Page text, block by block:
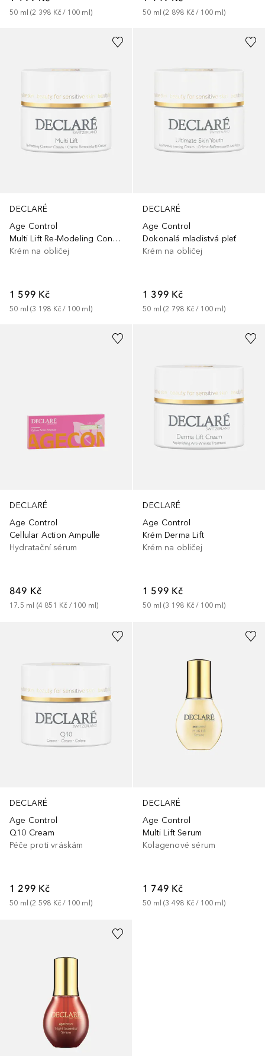
50 ml (2 398 Kč / 100 ml ) 50 ml (2 898 Kč / 100 ml )
DECLARÉ
Age Control
Multi Lift Re-Modeling Contour Cream
Krém na obličej
1 599 Kč
50 ml (3 198 Kč / 100 ml )
DECLARÉ
Age Control
Dokonalá mladistvá pleť
Krém na obličej
1 399 Kč
50 ml (2 798 Kč / 100 ml )
DECLARÉ
Age Control
Cellular Action Ampulle
Hydratační sérum
849 Kč
17.5 ml (4 851 Kč / 100 ml)
DECLARÉ
Age Control
Krém Derma Lift
Krém na obličej
1 599 Kč
50 ml (3 198 Kč / 100 ml )
DECLARÉ
Age Control
Q10 Cream
Péče proti vráskám
1 299 Kč
50 ml (2 598 Kč / 100 ml )
DECLARÉ
Age Control
Multi Lift Serum
Kolagenové sérum
1 749 Kč
50 ml (3 498 Kč / 100 ml )